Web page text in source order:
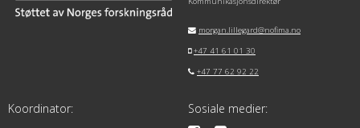
morgan.lillegard@nofima.no
+47 41 61 01 30
+47 77 62 92 22
Koordinator: Sosiale medier: